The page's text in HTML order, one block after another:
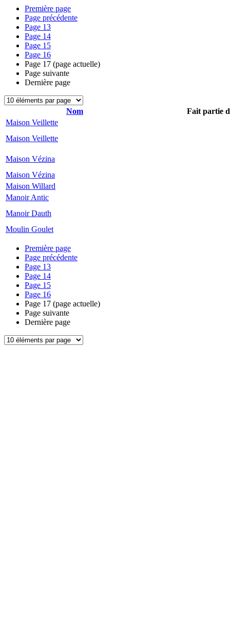
Première page
Page précédente
Page 13
Page 14
Page 15
Page 16
Page 17 (page actuelle)
Page suivante
Dernière page
Nom
Fait partie
Maison Veillette
Maison Veillette
Maison Vézina
Maison Vézina
Maison Willard
Manoir Antic
Manoir Dauth
Moulin Goulet
Première page
Page précédente
Page 13
Page 14
Page 15
Page 16
Page 17 (page actuelle)
Page suivante
Dernière page